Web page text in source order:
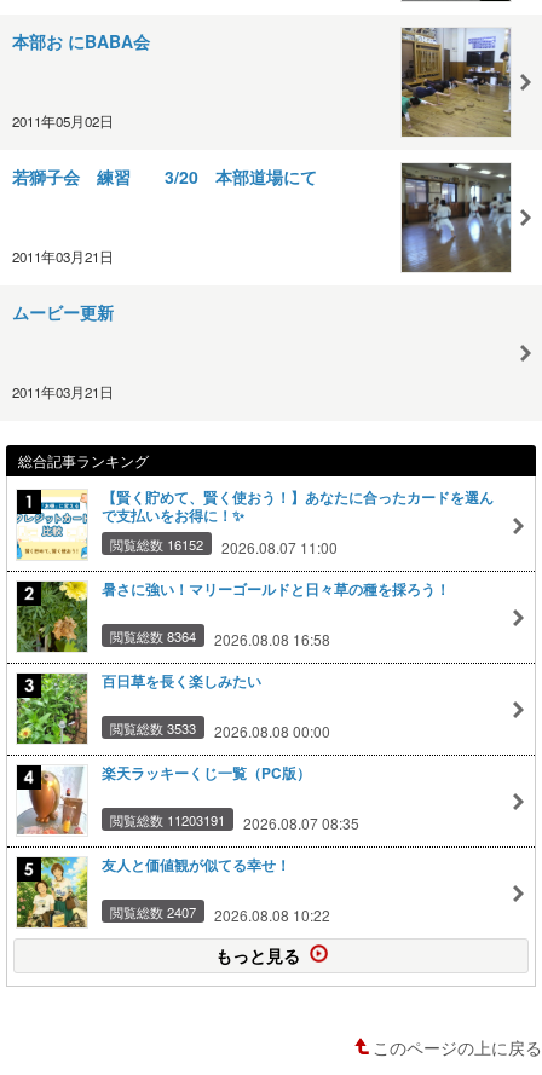
本部お にBABA会
2011年05月02日
若獅子会 練習 3/20 本部道場にて
2011年03月21日
ムービー更新
2011年03月21日
総合記事ランキング
【賢く貯めて、賢く使おう！】あなたに合ったカードを選ん
で支払いをお得に！✨
閲覧総数 16152 2026.08.07 11:00
暑さに強い！マリーゴールドと日々草の種を採ろう！
閲覧総数 8364 2026.08.08 16:58
百日草を長く楽しみたい
閲覧総数 3533 2026.08.08 00:00
楽天ラッキーくじ一覧（PC版）
閲覧総数 11203191 2026.08.07 08:35
友人と価値観が似てる幸せ！
閲覧総数 2407 2026.08.08 10:22
もっと見る
このページの上に戻る